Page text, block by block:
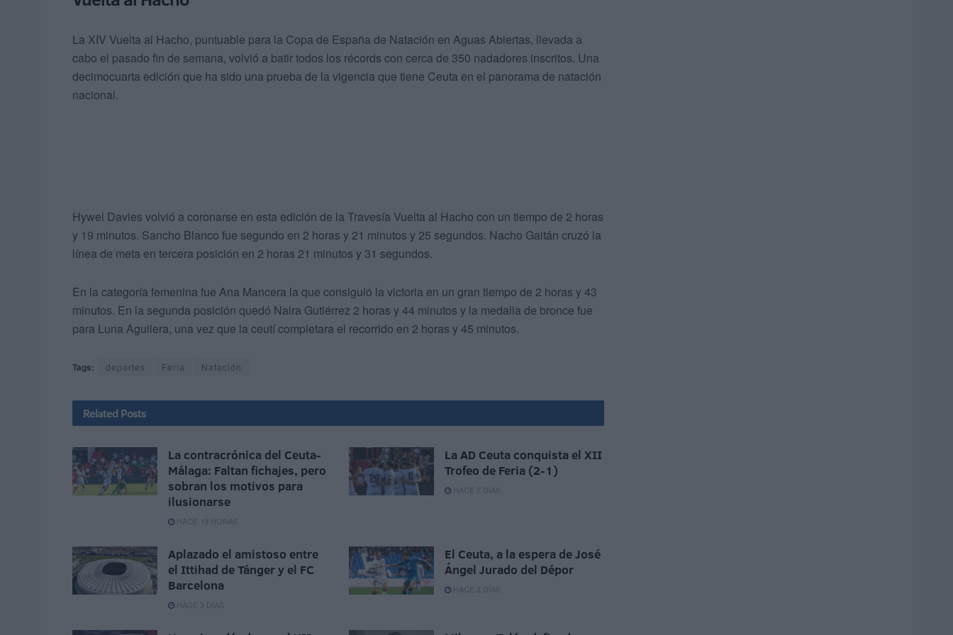
La XIV Vuelta al Hacho, puntuable para la Copa de España de Natación en Aguas Abiertas, llevada a
cabo el pasado fin de semana, volvió a batir todos los récords con cerca de 350 nadadores inscritos. Una
decimocuarta edición que ha sido una prueba de la vigencia que tiene Ceuta en el panorama de natación
nacional.
Hywel Davies volvió a coronarse en esta edición de la Travesía Vuelta al Hacho con un tiempo de 2 horas
y 19 minutos. Sancho Blanco fue segundo en 2 horas y 21 minutos y 25 segundos. Nacho Gaitán cruzó la
línea de meta en tercera posición en 2 horas 21 minutos y 31 segundos.
En la categoría femenina fue Ana Mancera la que consiguió la victoria en un gran tiempo de 2 horas y 43
minutos. En la segunda posición quedó Naira Gutiérrez 2 horas y 44 minutos y la medalla de bronce fue
para Luna Aguilera, una vez que la ceutí completara el recorrido en 2 horas y 45 minutos.
Tags: deportes Feria Natación
Related Posts
La contracrónica del Ceuta-
Málaga: Faltan fichajes, pero
sobran los motivos para
ilusionarse
HACE 19 HORAS
La AD Ceuta conquista el XII
Trofeo de Feria (2-1)
HACE 2 DÍAS
Aplazado el amistoso entre
el Ittihad de Tánger y el FC
Barcelona
HACE 3 DÍAS
El Ceuta, a la espera de José
Ángel Jurado del Dépor
HACE 3 DÍAS